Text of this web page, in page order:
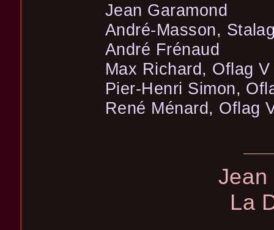
Jean Garamond
André-Masson,
André Frénaud
Max Richard, Oflag V
Pier-Henri Simon,
René Ménard, Oflag
Jean
La